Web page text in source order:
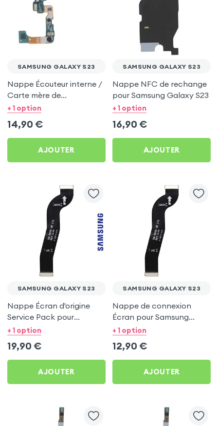
SAMSUNG GALAXY S23
Nappe Écouteur interne /
Carte mère de
remplacement pour
+ 1 option
14,90 €
AJOUTER
SAMSUNG GALAXY S23
Nappe NFC de rechange
pour Samsung Galaxy S23
+ 1 option
16,90 €
AJOUTER
SAMSUNG GALAXY S23
Nappe Écran d'origine
Service Pack pour
Samsung Galaxy S23
+ 1 option
19,90 €
AJOUTER
SAMSUNG GALAXY S23
Nappe de connexion
Écran pour Samsung
Galaxy S23
+ 1 option
12,90 €
AJOUTER